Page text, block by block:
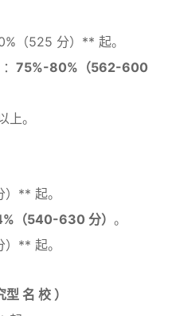
（525 分）** 起。
75%-80%（562-600
。
** 起。
（540-630 分） 。
** 起。
名 校 ）